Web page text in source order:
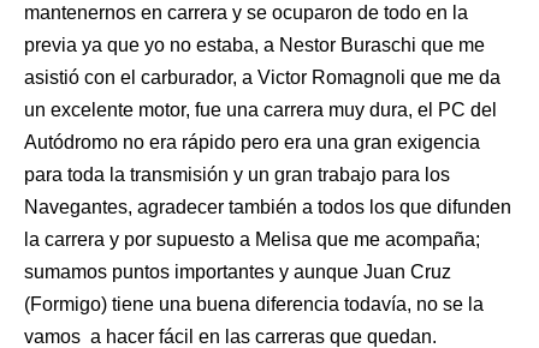
mantenernos en carrera y se ocuparon de todo en la
previa ya que yo no estaba, a Nestor Buraschi que me
asistió con el carburador, a Victor Romagnoli que me da
un excelente motor, fue una carrera muy dura, el PC del
Autódromo no era rápido pero era una gran exigencia
para toda la transmisión y un gran trabajo para los
Navegantes, agradecer también a todos los que difunden
la carrera y por supuesto a Melisa que me acompaña;
sumamos puntos importantes y aunque Juan Cruz
(Formigo) tiene una buena diferencia todavía, no se la
vamos a hacer fácil en las carreras que quedan.